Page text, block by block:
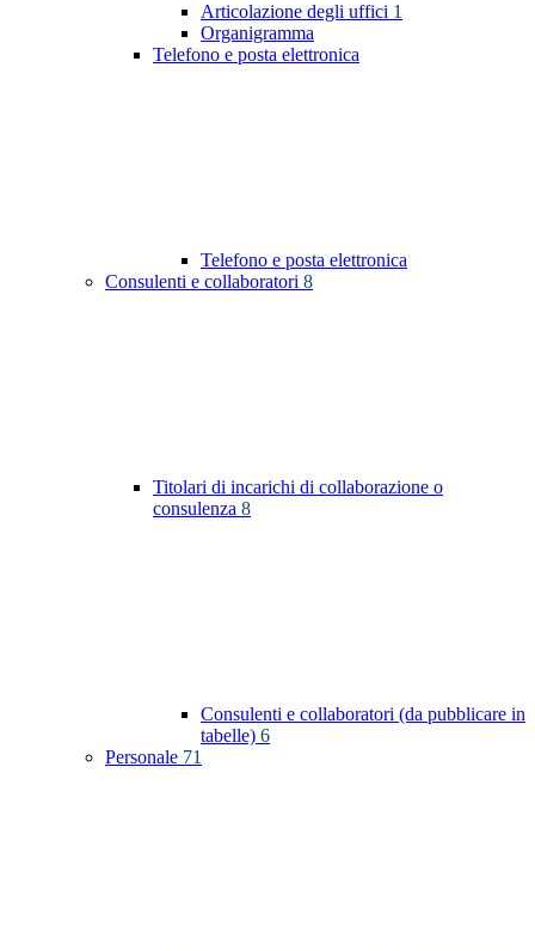
Articolazione degli uffici 1
Organigramma
Telefono e posta elettronica
Telefono e posta elettronica
Consulenti e collaboratori 8
Titolari di incarichi di collaborazione o
consulenza 8
Consulenti e collaboratori (da pubblicare in
tabelle) 6
Personale 71